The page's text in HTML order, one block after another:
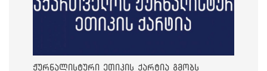
ჟურნალისტური ეთიკის ქარტია გმობს